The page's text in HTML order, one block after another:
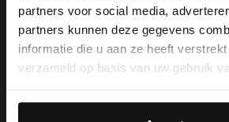
partners voor social media,
partners kunnen deze gegevens
informatie die u aan ze heeft
verzameld op basis van uw gebruik
Alles over dit product
Maattabel
It looks like your language isn't
you like to switch to English?
English